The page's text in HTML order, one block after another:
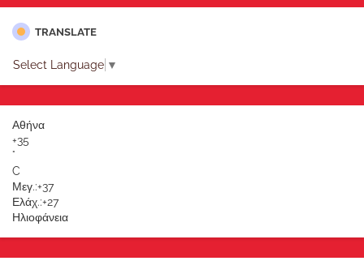
TRANSLATE
Select Language ▼
Αθήνα
+35
°
C
Μεγ.:+37
Ελάχ.:+27
Ηλιοφάνεια